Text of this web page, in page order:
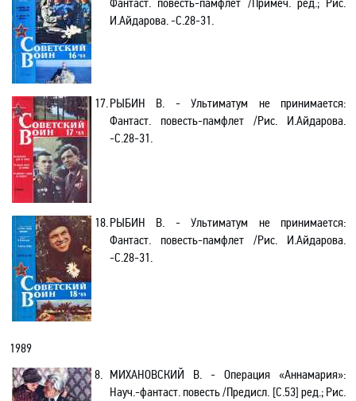
И.Айдарова. -С.28-31.
17.РЫБИН В. - Ультиматум не принимается:
Фантаст. повесть-памфлет /Рис. И.Айдарова.
-С.28-31.
18.РЫБИН В. - Ультиматум не принимается:
Фантаст. повесть-памфлет /Рис. И.Айдарова.
-С.28-31.
1989
8. МИХАНОВСКИЙ В. - Операция «Аннамария»:
Науч.-фантаст. повесть /Предисл. [С.53] ред.; Рис.